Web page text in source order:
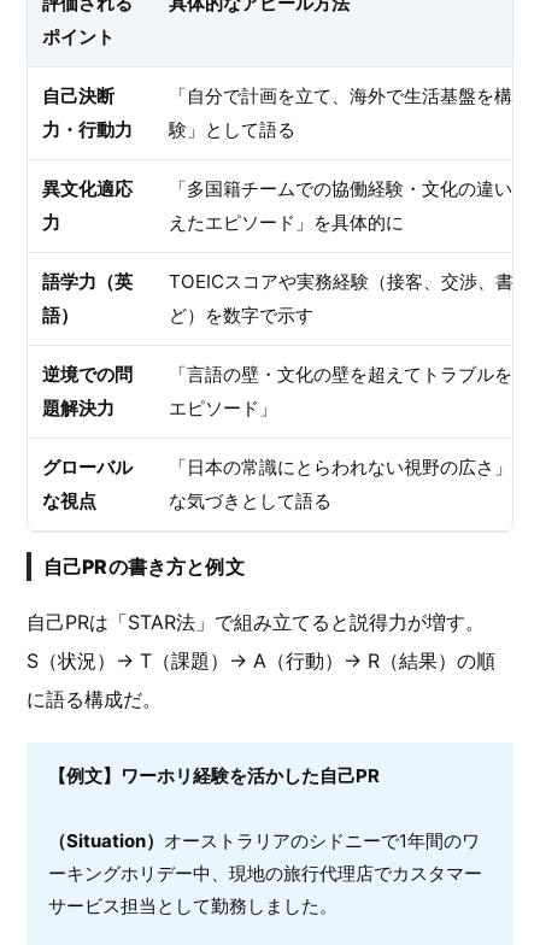
ポイント
自己決断
力・行動力
「自分で計画を立て、海外で生活基盤を構築
験」として語る
異文化適応
力
「多国籍チームでの協働経験・文化の違いを
えたエピソード」を具体的に
語学力（英
語）
TOEICスコアや実務経験（接客、交渉、書類
ど）を数字で示す
逆境での問
題解決力
「言語の壁・文化の壁を超えてトラブルを解
エピソード」
グローバル
な視点
「日本の常識にとらわれない視野の広さ」を
な気づきとして語る
自己PRの書き方と例文
自己PRは「STAR法」で組み立てると説得力が増す。
S（状況）→ T（課題）→ A（行動）→ R（結果）の順
に語る構成だ。
【例文】ワーホリ経験を活かした自己PR
（Situation） オーストラリアのシドニーで1年間のワ
ーキングホリデー中、現地の旅行代理店でカスタマー
サービス担当として勤務しました。